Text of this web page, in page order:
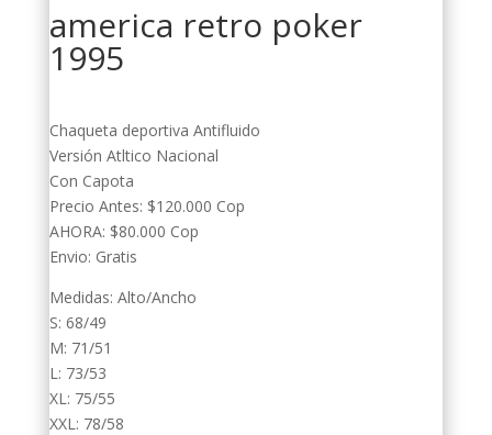
america retro poker
1995
Chaqueta deportiva Antifluido
Versión Atltico Nacional
Con Capota
Precio Antes: $120.000 Cop
AHORA: $80.000 Cop
Envio: Gratis
Medidas: Alto/Ancho
S: 68/49
M: 71/51
L: 73/53
XL: 75/55
XXL: 78/58